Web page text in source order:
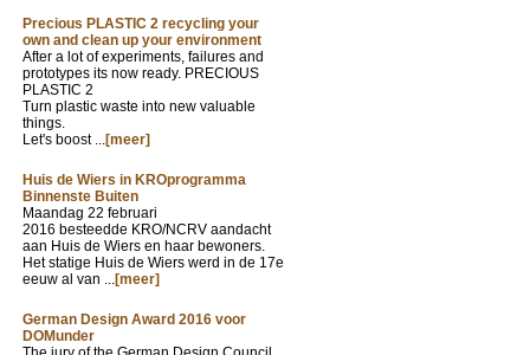
Precious PLASTIC 2 recycling your
own and clean up your environment
After a lot of experiments, failures and
prototypes its now ready. PRECIOUS
PLASTIC 2
Turn plastic waste into new valuable
things.
Let's boost ...[meer]
Huis de Wiers in KROprogramma
Binnenste Buiten
Maandag 22 februari
2016 besteedde KRO/NCRV aandacht
aan Huis de Wiers en haar bewoners.
Het statige Huis de Wiers werd in de 17e
eeuw al van ...[meer]
German Design Award 2016 voor
DOMunder